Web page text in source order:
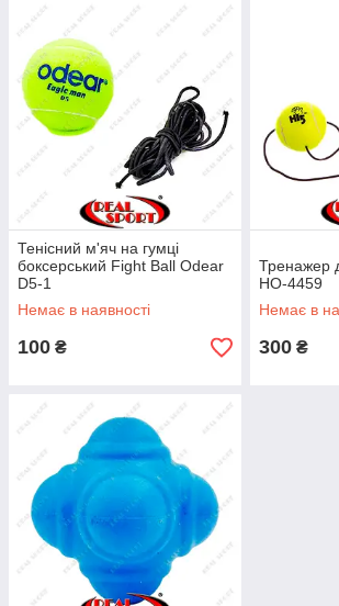
Тенісний м'яч на гумці
боксерський Fight Ball Odear
D5-1
Немає в наявності
100 ₴
Тренажер
HO-4459
Немає в
300 ₴